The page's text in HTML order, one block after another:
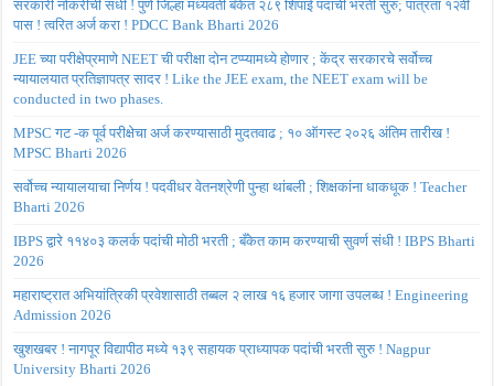
सरकारी नोकरीची संधी ! पुणे जिल्हा मध्यवर्ती बँकेत २८९ शिपाई पदांची भरती सुरु; पात्रता १२वी
पास ! त्वरित अर्ज करा ! PDCC Bank Bharti 2026
JEE च्या परीक्षेप्रमाणे NEET ची परीक्षा दोन टप्प्यामध्ये होणार ; केंद्र सरकारचे सर्वोच्च
न्यायालयात प्रतिज्ञापत्र सादर ! Like the JEE exam, the NEET exam will be
conducted in two phases.
MPSC गट -क पूर्व परीक्षेचा अर्ज करण्यासाठी मुदतवाढ ; १० ऑगस्ट २०२६ अंतिम तारीख !
MPSC Bharti 2026
सर्वोच्च न्यायालयाचा निर्णय ! पदवीधर वेतनश्रेणी पुन्हा थांबली ; शिक्षकांना धाकधूक ! Teacher
Bharti 2026
IBPS द्वारे ११४०३ कलर्क पदांची मोठी भरती ; बँकेत काम करण्याची सुवर्ण संधी ! IBPS Bharti
2026
महाराष्ट्रात अभियांत्रिकी प्रवेशासाठी तब्बल २ लाख १६ हजार जागा उपलब्ध ! Engineering
Admission 2026
खुशखबर ! नागपूर विद्यापीठ मध्ये १३९ सहायक प्राध्यापक पदांची भरती सुरु ! Nagpur
University Bharti 2026